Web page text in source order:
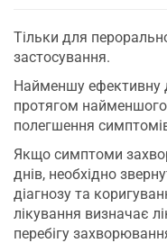
Тільки для
застосування.
Найменшу ефективну
протягом найменшого
полегшення
Якщо симптоми
днів, необхідно
діагнозу та
лікування визначає
перебігу